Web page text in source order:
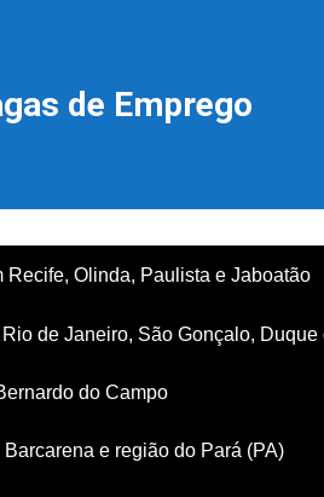
de Emprego
Recife, Olinda, Paulista e Jaboatão
de Janeiro, São Gonçalo,
do Campo
e região do Pará (PA)